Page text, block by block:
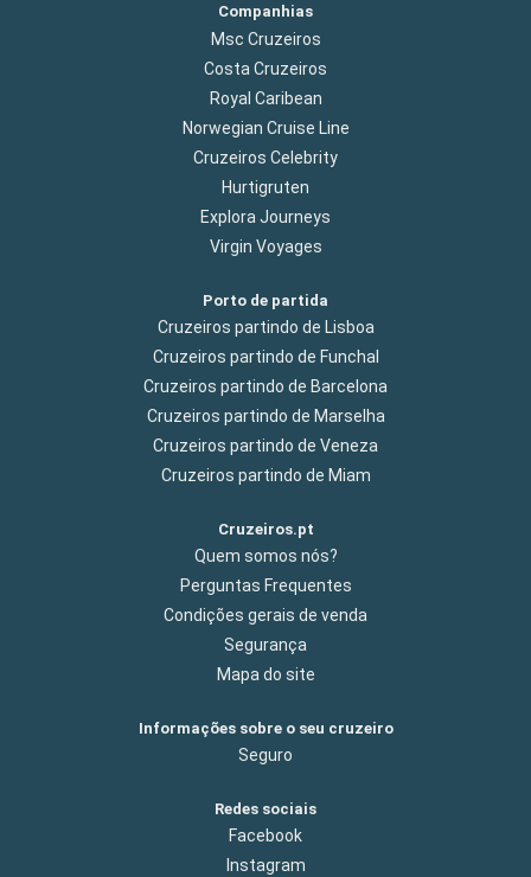
Companhias
Msc Cruzeiros
Costa Cruzeiros
Royal Caribean
Norwegian Cruise Line
Cruzeiros Celebrity
Hurtigruten
Explora Journeys
Virgin Voyages
Porto de partida
Cruzeiros partindo de Lisboa
Cruzeiros partindo de Funchal
Cruzeiros partindo de Barcelona
Cruzeiros partindo de Marselha
Cruzeiros partindo de Veneza
Cruzeiros partindo de Miam
Cruzeiros.pt
Quem somos nós?
Perguntas Frequentes
Condições gerais de venda
Segurança
Mapa do site
Informações sobre o seu cruzeiro
Seguro
Redes sociais
Facebook
Instagram